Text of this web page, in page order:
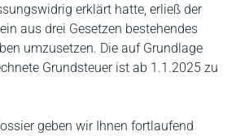
erklärt hatte, erließ der
aus drei Gesetzen bestehendes
umzusetzen. Die auf Grundlage
Grundsteuer ist ab 1.1.2025 zu
geben wir Ihnen fortlaufend